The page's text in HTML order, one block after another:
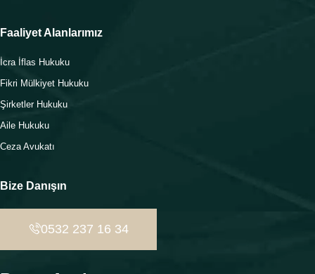
Faaliyet Alanlarımız
İcra İflas Hukuku
Fikri Mülkiyet Hukuku
Şirketler Hukuku
Aile Hukuku
Ceza Avukatı
Bize Danışın
0532 237 16 34